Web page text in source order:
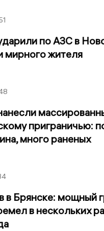
по АЗС в
мирного жителя
приграничью:
много раненых
в Брянске: мощный
в нескольких